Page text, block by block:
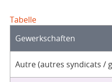
Tabelle
Gewerkschaften
Autre (autres syndicats /